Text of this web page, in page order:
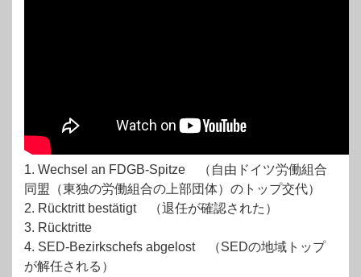
1. Wechsel an FDGB-Spitze （自由ドイツ労働組合
同盟（東独の労働組合の上部団体）のトップ交代）
2. Rücktritt bestätigt （退任が確認された）
3. Rücktritte
4. SED-Bezirkschefs abgelost （SEDの地域トップ
が解任される）